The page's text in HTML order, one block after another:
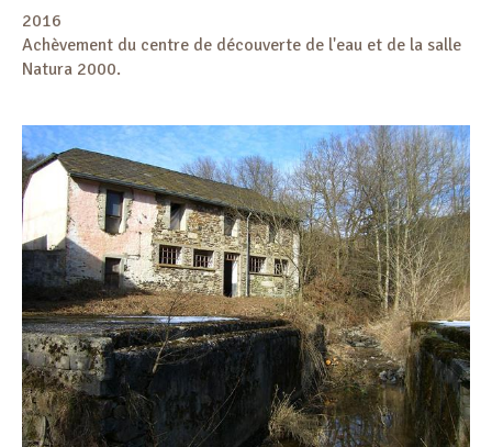
2016
Achèvement du centre de découverte de l'eau et de la salle
Natura 2000.